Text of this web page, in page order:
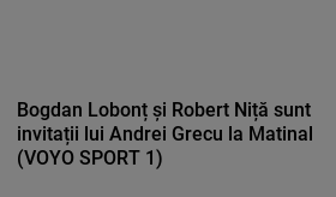
Bogdan Lobonț și Robert Niță sunt
invitații lui Andrei Grecu la Matinal
(VOYO SPORT 1)